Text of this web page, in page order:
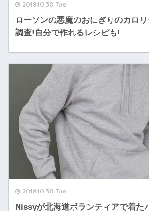
2018.10.30 Tue
ローソンの悪魔のおにぎりのカロ
調査!自分で作れるレシピも!
2018.10.30 Tue
Nissyが北海道ボランティアで着た